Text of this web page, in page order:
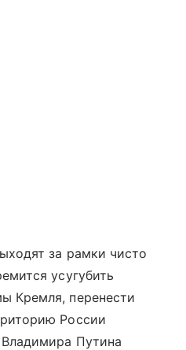
за рамки чисто
усугубить
Кремля, перенести
России
Владимира Путина